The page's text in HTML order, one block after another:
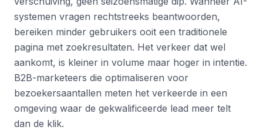
systemen vragen rechtstreeks beantwoorden,
bereiken minder gebruikers ooit een traditionele
pagina met zoekresultaten. Het verkeer dat wel
aankomt, is kleiner in volume maar hoger in intentie.
B2B-marketeers die optimaliseren voor
bezoekersaantallen meten het verkeerde in een
omgeving waar de gekwalificeerde lead meer telt
dan de klik.